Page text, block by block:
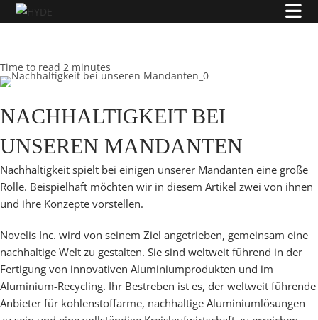
u
I
n
a
t
s
p
r
n
g
e
n
Time to read 2 minutes
NACHHALTIGKEIT BEI
UNSEREN MANDANTEN
Nachhaltigkeit spielt bei einigen unserer Mandanten eine große
Rolle. Beispielhaft möchten wir in diesem Artikel zwei von ihnen
und ihre Konzepte vorstellen.
Novelis Inc. wird von seinem Ziel angetrieben, gemeinsam eine
nachhaltige Welt zu gestalten. Sie sind weltweit führend in der
Fertigung von innovativen Aluminiumprodukten und im
Aluminium-Recycling. Ihr Bestreben ist es, der weltweit führende
Anbieter für kohlenstoffarme, nachhaltige Aluminiumlösungen